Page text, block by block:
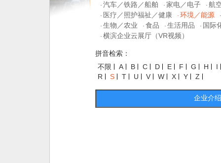
· 汽车／铁路／船舶 · 家电／电子 · 航
· 医疗／照护福祉／健康 · 环境／能源
·
· 生物／农业 · 食品 · 生活用品 · 国际
· 横滨企业云展厅（VR视频）
拼音检索：
不限
A B C D E F G H
I
R
S T U V W X Y Z
企业介绍